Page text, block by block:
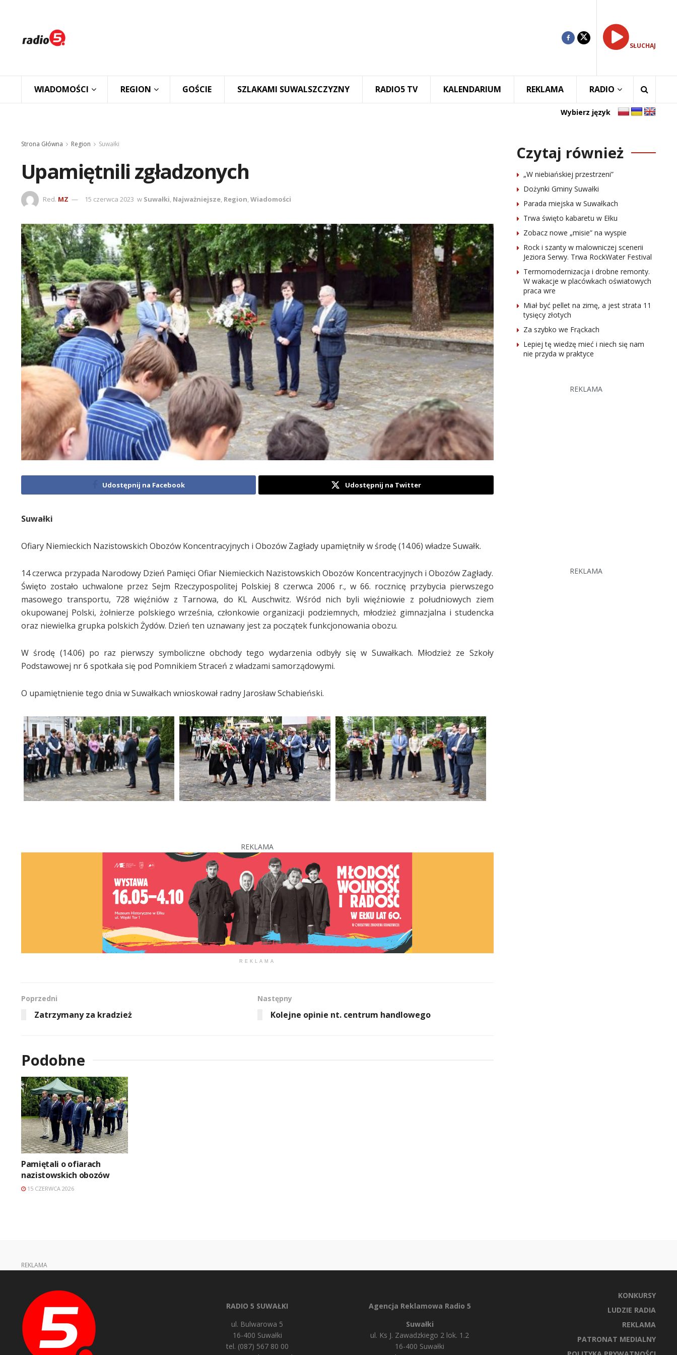
SŁUCHAJ
WIADOMOŚCI REGION GOŚCIE SZLAKAMI SUWALSZCZYZNY RADIO5 TV KALENDARIUM REKLAMA RADIO
Wybierz język
Strona Główna Region Suwałki
Upamiętnili zgładzonych
Red. MZ 15 czerwca 2023 w Suwałki, Najważniejsze, Region,Wiadomości
Udostępnij na Facebook Udostępnij na Twitter
Suwałki
Ofiary Niemieckich Nazistowskich Obozów Koncentracyjnych i Obozów Zagłady upamiętniły w środę (14.06) władze Suwałk.
14 czerwca przypada Narodowy Dzień Pamięci Ofiar Niemieckich Nazistowskich Obozów Koncentracyjnych i Obozów Zagłady.
Święto zostało uchwalone przez Sejm Rzeczypospolitej Polskiej 8 czerwca 2006 r., w 66. rocznicę przybycia pierwszego
masowego transportu, 728 więźniów z Tarnowa, do KL Auschwitz. Wśród nich byli więźniowie z południowych ziem
okupowanej Polski, żołnierze polskiego września, członkowie organizacji podziemnych, młodzież gimnazjalna i studencka
oraz niewielka grupka polskich Żydów. Dzień ten uznawany jest za początek funkcjonowania obozu.
W środę (14.06) po raz pierwszy symboliczne obchody tego wydarzenia odbyły się w Suwałkach. Młodzież ze Szkoły
Podstawowej nr 6 spotkała się pod Pomnikiem Straceń z władzami samorządowymi.
O upamiętnienie tego dnia w Suwałkach wnioskował radny Jarosław Schabieński.
REKLAMA
REKLAMA
Poprzedni
Zatrzymany za kradzież
Następny
Kolejne opinie nt. centrum handlowego
Podobne
Pamiętali o ofiarach
nazistowskich obozów
15 CZERWCA 2026
Czytaj również
„W niebiańskiej przestrzeni”
Dożynki Gminy Suwałki
Parada miejska w Suwałkach
Trwa święto kabaretu w Ełku
Zobacz nowe „misie” na wyspie
Rock i szanty w malowniczej scenerii
Jeziora Serwy. Trwa RockWater Festival
Termomodernizacja i drobne remonty.
W wakacje w placówkach oświatowych
praca wre
Miał być pellet na zimę, a jest strata 11
tysięcy złotych
Za szybko we Frąckach
Lepiej tę wiedzę mieć i niech się nam
nie przyda w praktyce
REKLAMA
REKLAMA
REKLAMA
RADIO 5 SUWAŁKI
ul. Bulwarowa 5
16-400 Suwałki
tel. (087) 567 80 00
Agencja Reklamowa Radio 5
Suwałki
ul. Ks J. Zawadzkiego 2 lok. 1.2
16-400 Suwałki
KONKURSY
LUDZIE RADIA
REKLAMA
PATRONAT MEDIALNY